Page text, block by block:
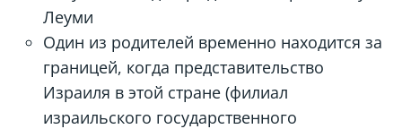
Леуми
Один из родителей временно находится за
границей, когда представительство
Израиля в этой стране (филиал
израильского государственного